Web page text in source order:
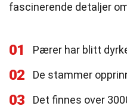
fascinerende detaljer
01 Pærer har blitt
02 De stammer
03 Det finnes over